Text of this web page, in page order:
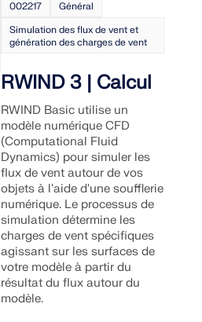
002217
Général
Simulation des flux de vent et
génération des charges de vent
RWIND 3 | Calcul
RWIND Basic utilise un
modèle numérique CFD
(Computational Fluid
Dynamics) pour simuler les
flux de vent autour de vos
objets à l'aide d'une soufflerie
numérique. Le processus de
simulation détermine les
charges de vent spécifiques
agissant sur les surfaces de
votre modèle à partir du
résultat du flux autour du
modèle.